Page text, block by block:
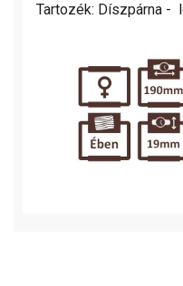
Tartozék: Díszpárna -